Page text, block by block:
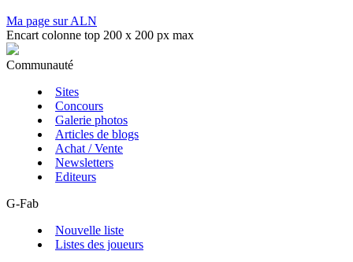
Ma page sur ALN
Encart colonne top 200 x 200 px max
Communauté
Sites
Concours
Galerie photos
Articles de blogs
Achat / Vente
Newsletters
Editeurs
G-Fab
Nouvelle liste
Listes des joueurs